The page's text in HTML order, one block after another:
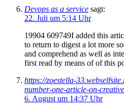
Devops as a service sagt:
22. Juli um 5:14 Uhr
19904 609749I added this
to return to digest a lot more
and comprehend as well as
first read by means of of this
https://zoestella-
number-one-article-on-
6. August um 14:37 Uhr